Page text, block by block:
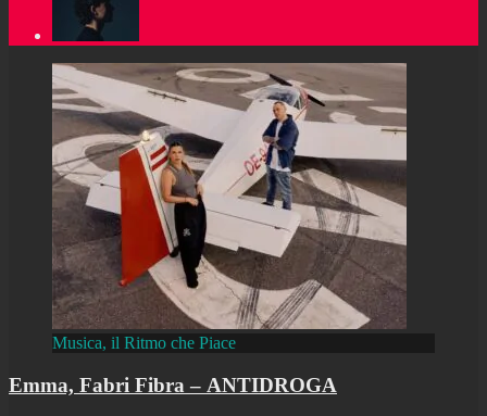
Musica, il Ritmo che Piace
Emma, Fabri Fibra – ANTIDROGA